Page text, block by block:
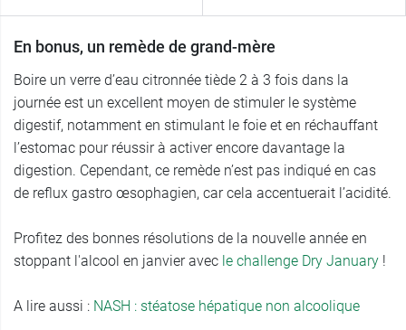
En bonus, un remède de grand-mère
Boire un verre d’eau citronnée tiède 2 à 3 fois dans la
journée est un excellent moyen de stimuler le système
digestif, notamment en stimulant le foie et en réchauffant
l’estomac pour réussir à activer encore davantage la
digestion. Cependant, ce remède n’est pas indiqué en cas
de reflux gastro œsophagien, car cela accentuerait l’acidité.
Profitez des bonnes résolutions de la nouvelle année en
stoppant l'alcool en janvier avec le challenge Dry January !
A lire aussi : NASH : stéatose hépatique non alcoolique